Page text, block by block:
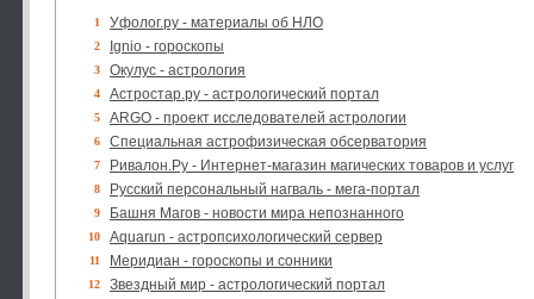
1 Уфолог.ру - материалы об НЛО
2 Ignio - гороскопы
3 Окулус - астрология
4 Астростар.ру - астрологический портал
5 ARGO - проект исследователей астрологии
6 Специальная астрофизическая обсерватория
7 Ривалон.Ру - Интернет-магазин магических товаров и услуг
8 Русский персональный нагваль - мега-портал
9 Башня Магов - новости мира непознанного
10 Aquarun - астропсихологический сервер
11 Меридиан - гороскопы и сонники
12 Звездный мир - астрологический портал